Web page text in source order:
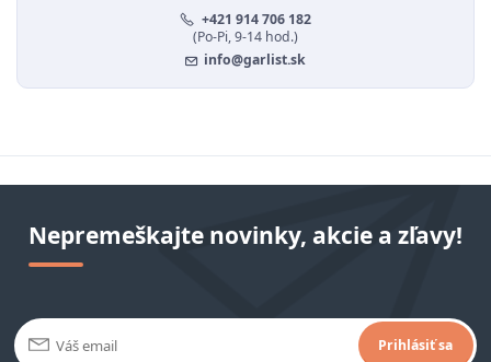
+421 914 706 182
(Po-Pi, 9-14 hod.)
info@garlist.sk
Nepremeškajte novinky, akcie a zľavy!
Prihlásiť sa